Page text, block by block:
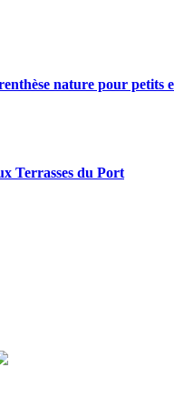
nature pour petits
Terrasses du Port